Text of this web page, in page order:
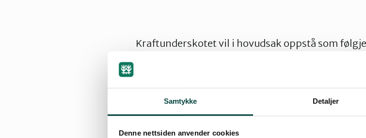
Samtykke Detaljer
Denne nettsiden anvender cookies
Kraftunderskotet vil i hovudsak oppstå som
prosjekta? Kva sa fylket? At kraftspørsmålet
seinare?
Naturvernforbundet har og tenkt på kva ettertida
denne moglege energimangelen må ikkje føre til